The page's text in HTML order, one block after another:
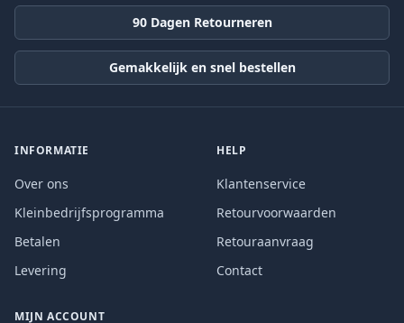
90 Dagen Retourneren
Gemakkelijk en snel bestellen
INFORMATIE
Over ons
Kleinbedrijfsprogramma
Betalen
Levering
HELP
Klantenservice
Retourvoorwaarden
Retouraanvraag
Contact
MIJN ACCOUNT